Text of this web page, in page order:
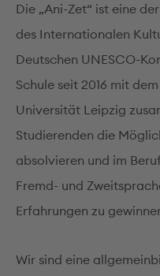
Die „Ani-Zet“ ist eine
des Internationalen
Deutschen UNESCO-
Schule seit 2016 mit
Universität Leipzig
Studierenden die
absolvieren und im
Fremd- und
Erfahrungen zu
Wir sind eine